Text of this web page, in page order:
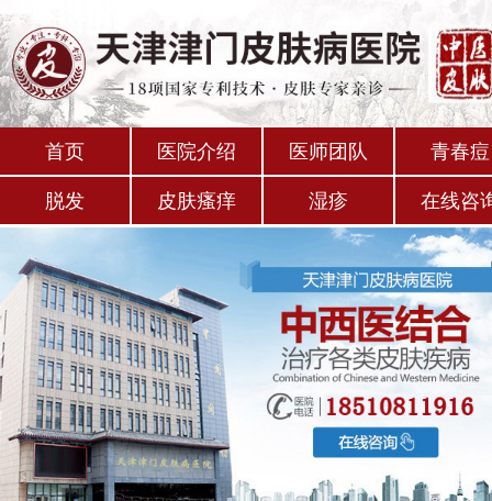
首页 医院介绍 医师团队 青春痘
脱发 皮肤瘙痒 湿疹 在线咨